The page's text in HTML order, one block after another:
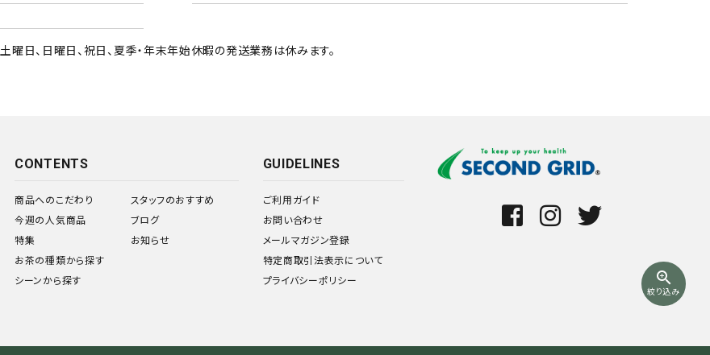
zoom_in
絞り込み
土曜日、日曜日、祝日、夏季・年末年始休暇の発送業務は休みます。
CONTENTS
商品へのこだわり
スタッフのおすすめ
今週の人気商品
ブログ
特集
お知らせ
お茶の種類から探す
シーンから探す
GUIDELINES
ご利用ガイド
お問い合わせ
メールマガジン登録
特定商取引法表示について
プライバシーポリシー